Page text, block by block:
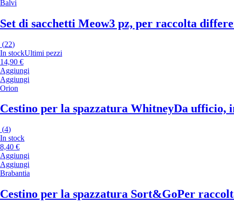
Balvi
Set di sacchetti Meow3 pz, per raccolta
(22)
In stockUltimi pezzi
14,90 €
Aggiungi
Aggiungi
Orion
Cestino per la spazzatura WhitneyDa ufficio,
(4)
In stock
8,40 €
Aggiungi
Aggiungi
Brabantia
Cestino per la spazzatura Sort&GoPer